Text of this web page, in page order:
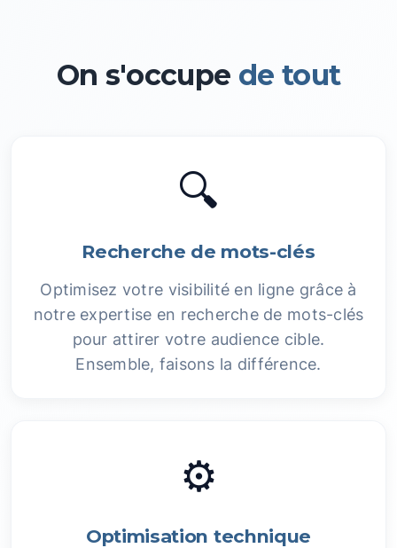
On s'occupe de tout
🔍
Recherche de mots-clés
Optimisez votre visibilité en ligne grâce à
notre expertise en recherche de mots-clés
pour attirer votre audience cible.
Ensemble, faisons la différence.
⚙️
Optimisation technique